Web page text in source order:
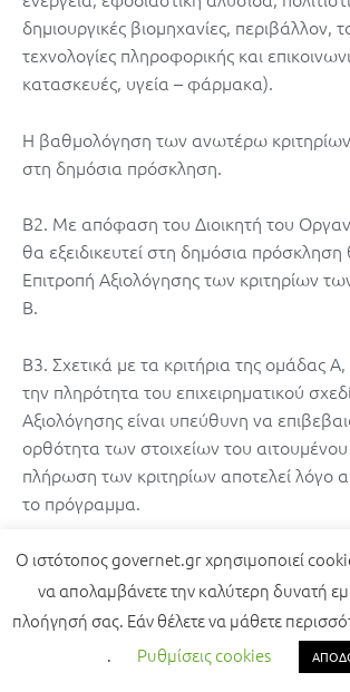
δημιουργικές βιομηχανίες, περιβάλλον,
τεχνολογίες πληροφορικής και
κατασκευές, υγεία – φάρμακα).
Η βαθμολόγηση των ανωτέρω κριτηρίων
στη δημόσια πρόσκληση.
Β2. Με απόφαση του Διοικητή του
θα εξειδικευτεί στη δημόσια
Επιτροπή Αξιολόγησης των κριτηρίων
Β.
Β3. Σχετικά με τα κριτήρια της ομάδας
την πληρότητα του επιχειρηματικού
Αξιολόγησης είναι υπεύθυνη να
ορθότητα των στοιχείων του
πλήρωση των κριτηρίων αποτελεί λόγο
το πρόγραμμα.
Β4. Σχετικά με τα κριτήρια της ομάδας
Αξιολόγησης εξετάζει τα ποιοτικά
υποβεβλημένου επιχειρηματικού
και τα βαθμολογεί σύμφωνα με το κάθε
θα οριστεί στη δημόσια πρόσκληση.
Ο ιστότοπος governet.gr χρησιμοποιεί
να απολαμβάνετε την καλύτερη δυνατή
πλοήγησή σας. Εάν θέλετε να μάθετε
. Ρυθμίσεις cookies